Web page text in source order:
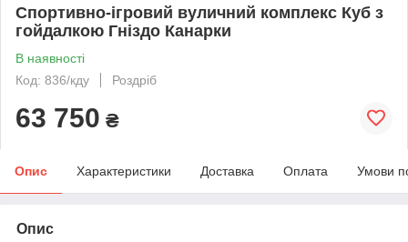
Спортивно-ігровий вуличний комплекс Куб з
гойдалкою Гніздо Канарки
В наявності
Код: 836/кду
Роздріб
63 750 ₴
Опис Характеристики Доставка Оплата Умови
Опис